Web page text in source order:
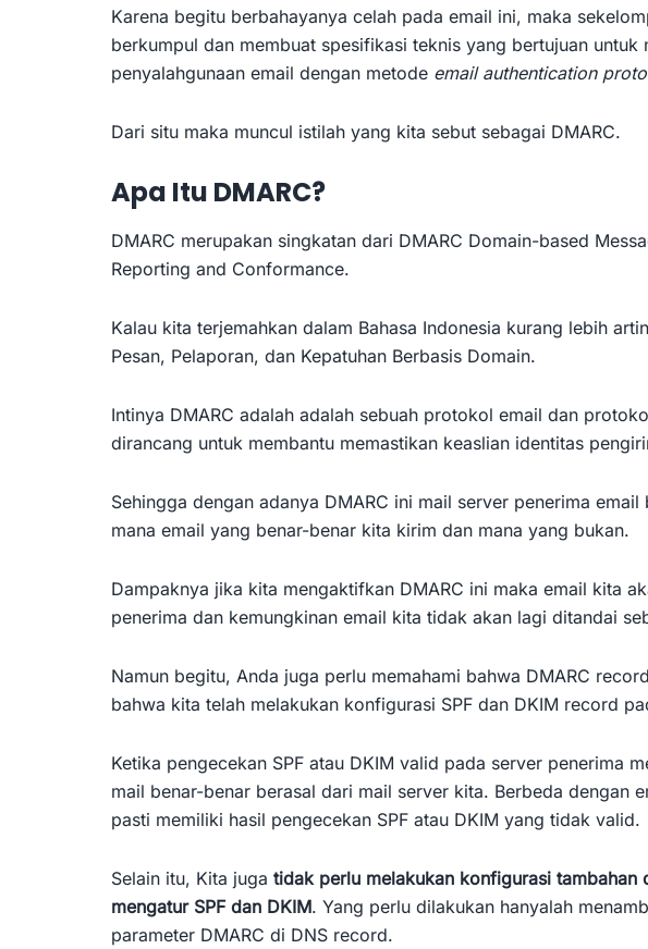
Karena begitu berbahayanya celah pada email ini, maka
berkumpul dan membuat spesifikasi teknis yang bertujuan untuk
penyalahgunaan email dengan metode email authentication
Dari situ maka muncul istilah yang kita sebut sebagai DMARC.
Apa Itu DMARC?
DMARC merupakan singkatan dari DMARC Domain-based
Reporting and Conformance.
Kalau kita terjemahkan dalam Bahasa Indonesia kurang lebih
Pesan, Pelaporan, dan Kepatuhan Berbasis Domain.
Intinya DMARC adalah adalah sebuah protokol email dan
dirancang untuk membantu memastikan keaslian identitas
Sehingga dengan adanya DMARC ini mail server penerima email
mana email yang benar-benar kita kirim dan mana yang bukan.
Dampaknya jika kita mengaktifkan DMARC ini maka email kita
penerima dan kemungkinan email kita tidak akan lagi ditandai
Namun begitu, Anda juga perlu memahami bahwa DMARC
bahwa kita telah melakukan konfigurasi SPF dan DKIM record
Ketika pengecekan SPF atau DKIM valid pada server penerima
mail benar-benar berasal dari mail server kita. Berbeda dengan
pasti memiliki hasil pengecekan SPF atau DKIM yang tidak valid.
Selain itu, Kita juga tidak perlu melakukan konfigurasi tambahan
mengatur SPF dan DKIM. Yang perlu dilakukan hanyalah
parameter DMARC di DNS record.